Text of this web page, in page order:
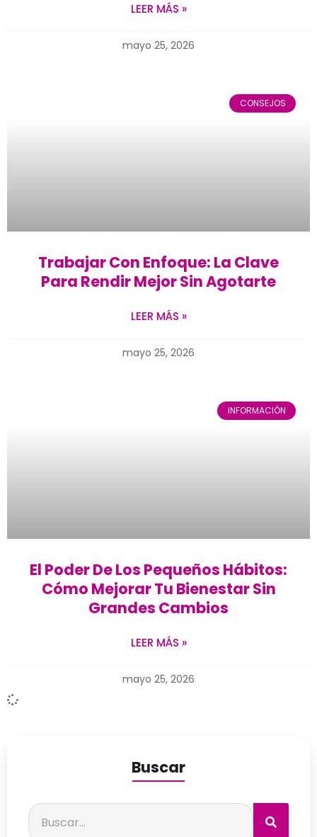
LEER MÁS »
mayo 25, 2026
CONSEJOS
Trabajar Con Enfoque: La Clave
Para Rendir Mejor Sin Agotarte
LEER MÁS »
mayo 25, 2026
INFORMACIÓN
El Poder De Los Pequeños Hábitos:
Cómo Mejorar Tu Bienestar Sin
Grandes Cambios
LEER MÁS »
mayo 25, 2026
Buscar